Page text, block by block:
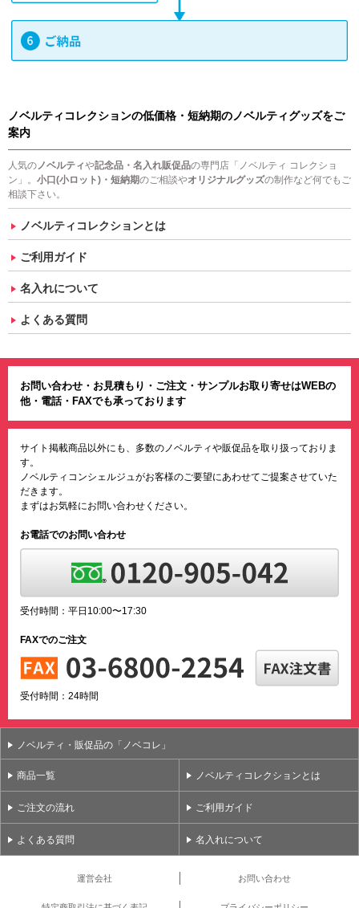
ノベルティコレクションの低価格・短納期のノベルティグッズをご
案内
人気のノベルティや記念品・名入れ販促品の専門店「ノベルティ コレクショ
ン」。 小口(小ロット)・短納期のご相談やオリジナルグッズの制作など何でもご
相談下さい。
ノベルティコレクションとは
ご利用ガイド
名入れについて
よくある質問
お問い合わせ・お見積もり・ご注文・サンプルお取り寄せはWEBの
他・電話・FAXでも承っております
サイト掲載商品以外にも、多数のノベルティや販促品を取り扱っておりま
す。
ノベルティコンシェルジュがお客様のご要望にあわせてご提案させていた
だきます。
まずはお気軽にお問い合わせください。
お電話でのお問い合わせ
受付時間：平日10:00〜17:30
FAXでのご注文
受付時間：24時間
ノベルティ・販促品の「ノベコレ」
商品一覧 ノベルティコレクションとは
ご注文の流れ ご利用ガイド
よくある質問 名入れについて
運営会社 お問い合わせ